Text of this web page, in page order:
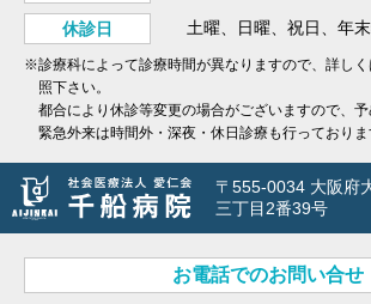
休診日 土曜、日曜、祝日、年
※診療科によって診療時間が異なりますので、詳し
照下さい。
都合により休診等変更の場合がございますので、予
緊急外来は時間外・深夜・休日診療も行っておりま
〒555-0034 大阪府
三丁目2番39号
お電話でのお問い合せ